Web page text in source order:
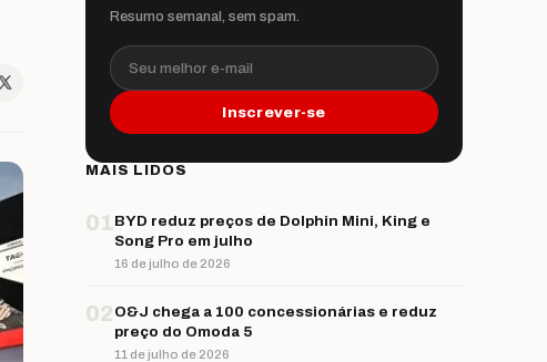
Resumo semanal, sem spam.
Seu melhor e-mail
Inscrever-se
MAIS LIDOS
01BYD reduz preços de Dolphin Mini, King e
Song Pro em julho
16 de julho de 2026
02 O&J chega a 100 concessionárias e reduz
preço do Omoda 5
11 de julho de 2026